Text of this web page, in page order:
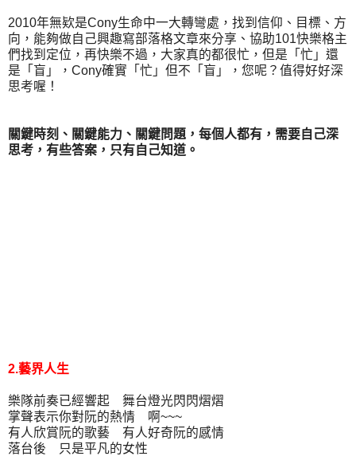
2010年無欵是Cony生命中一大轉彎處，找到信仰、目標、方
向，能夠做自己興趣寫部落格文章來分享、協助101快樂格主
們找到定位，再快樂不過，大家真的都很忙，但是「忙」還
是「盲」，Cony確實「忙」但不「盲」，您呢？值得好好深
思考喔！
關鍵時刻、關鍵能力、關鍵問題，每個人都有，需要自己深
思考，有些答案，只有自己知道。
2.藝界人生
樂隊前奏已經響起 舞台燈光閃閃熠熠
掌聲表示你對阮的熱情 啊~~~
有人欣賞阮的歌藝 有人好奇阮的感情
落台後 只是平凡的女性